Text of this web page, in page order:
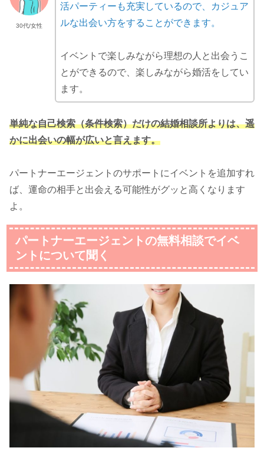
30代/女性
活パーティーも充実しているので、カジュア
ルな出会い方をすることができます。
イベントで楽しみながら理想の人と出会うこ
とができるので、楽しみながら婚活をしてい
ます。
単純な自己検索（条件検索）だけの結婚相談所よりは、遥
かに出会いの幅が広いと言えます。
パートナーエージェントのサポートにイベントを追加すれ
ば、運命の相手と出会える可能性がグッと高くなります
よ。
パートナーエージェントの無料相談でイベ
ントについて聞く